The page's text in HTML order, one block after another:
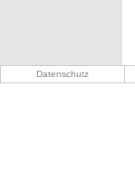
Datenschutz